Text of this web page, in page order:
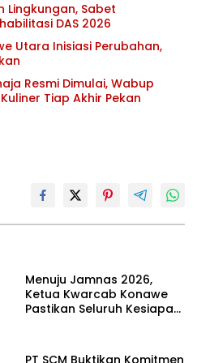
Lingkungan, Sabet
DAS 2026
Utara Inisiasi Perubahan,
Resmi Dimulai, Wabup
Tiap Akhir Pekan
Menuju Jamnas 2026,
Ketua Kwarcab Konawe
Pastikan Seluruh Kesiapan